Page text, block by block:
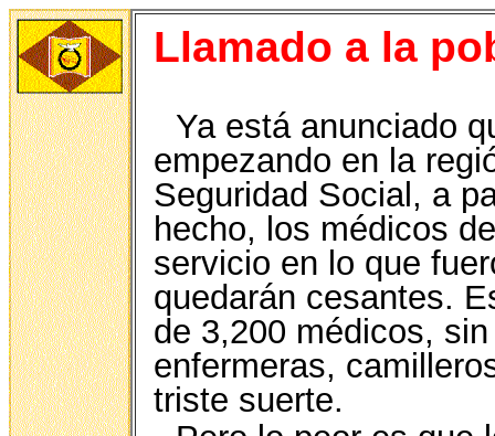
Llamado a la
Ya está anunciado
empezando en la
Seguridad Social, a
hecho, los médicos
servicio en lo que
quedarán cesantes.
de 3,200 médicos,
enfermeras,
triste suerte.